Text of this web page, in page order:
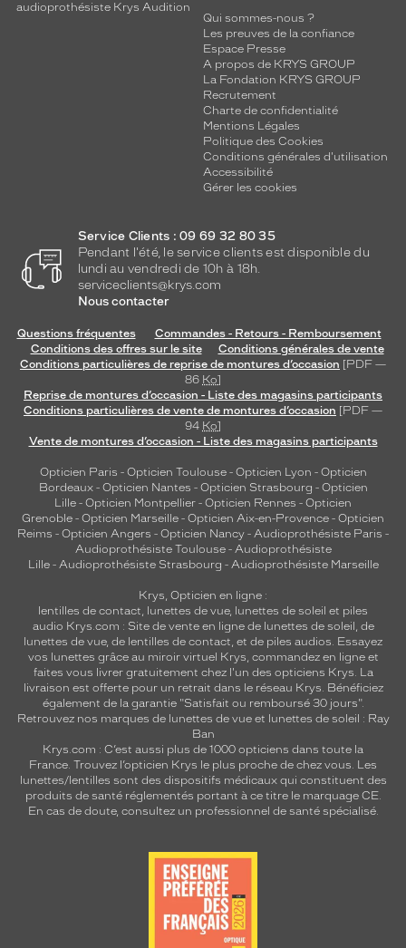
audioprothésiste Krys Audition
Qui sommes-nous ?
Les preuves de la confiance
Espace Presse
A propos de KRYS GROUP
La Fondation KRYS GROUP
Recrutement
Charte de confidentialité
Mentions Légales
Politique des Cookies
Conditions générales d'utilisation
Accessibilité
Gérer les cookies
Service Clients : 09 69 32 80 35
Pendant l'été, le service clients est disponible du
lundi au vendredi de 10h à 18h.
serviceclients@krys.com
Nous contacter
Questions fréquentes
Commandes - Retours - Remboursement
Conditions des offres sur le site
Conditions générales de vente
Conditions particulières de reprise de montures d’occasion [PDF —
86 Ko]
Reprise de montures d’occasion - Liste des magasins participants
Conditions particulières de vente de montures d’occasion [PDF —
94 Ko]
Vente de montures d’occasion - Liste des magasins participants
Opticien Paris - Opticien Toulouse- Opticien Lyon - Opticien
Bordeaux- Opticien Nantes - Opticien Strasbourg - Opticien
Lille - Opticien Montpellier - Opticien Rennes - Opticien
Grenoble - Opticien Marseille - Opticien Aix-en-Provence - Opticien
Reims - Opticien Angers - Opticien Nancy - Audioprothésiste Paris -
Audioprothésiste Toulouse- Audioprothésiste
Lille- Audioprothésiste Strasbourg - Audioprothésiste Marseille
Krys, Opticien en ligne :
lentilles de contact, lunettes de vue, lunettes de soleil et piles
audio Krys.com : Site de vente en ligne de lunettes de soleil, de
lunettes de vue, de lentilles de contact, et de piles audios. Essayez
vos lunettes grâce au miroir virtuel Krys, commandez en ligne et
faites vous livrer gratuitement chez l'un des opticiens Krys. La
livraison est offerte pour un retrait dans le réseau Krys. Bénéficiez
également de la garantie "Satisfait ou remboursé 30 jours".
Retrouvez nos marques de lunettes de vue et lunettes de soleil : Ray
Ban
Krys.com : C’est aussi plus de 1000 opticiens dans toute la
France. Trouvez l’opticien Krys le plus proche de chez vous. Les
lunettes/lentilles sont des dispositifs médicaux qui constituent des
produits de santé réglementés portant à ce titre le marquage CE.
En cas de doute, consultez un professionnel de santé spécialisé.